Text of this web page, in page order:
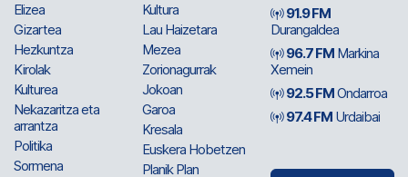
Elizea
Gizartea
Hezkuntza
Kirolak
Kulturea
Nekazaritza eta
arrantza
Politika
Sormena
Kultura
Lau Haizetara
Mezea
Zorionagurrak
Jokoan
Garoa
Kresala
Euskera Hobetzen
Planik Plan
91.9 FM
Durangaldea
96.7 FM Markina
Xemein
92.5 FMOndarroa
97.4 FM Urdaibai